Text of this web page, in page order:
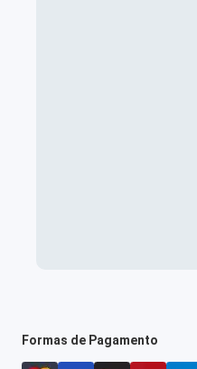
Formas de Pagamento